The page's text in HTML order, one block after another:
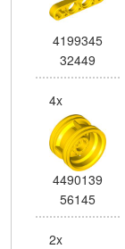
4199345
32449
4x
4490139
56145
2x